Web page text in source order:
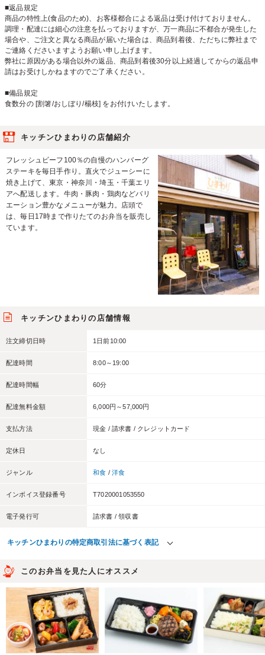
■返品規定
商品の特性上(食品のため)、お客様都合による返品は受け付けておりません。
調理・配達には細心の注意を払っておりますが、万一商品に不都合が発生した
場合や、ご注文と異なる商品が届いた場合は、商品到着後、ただちに弊社まで
ご連絡くださいますようお願い申し上げます。
弊社に原因がある場合以外の返品、商品到着後30分以上経過してからの返品申
請はお受けしかねますのでご了承ください。
■備品規定
食数分の [割箸/おしぼり/楊枝] をお付けいたします。
キッチンひまわりの店舗紹介
フレッシュビーフ100％の自慢のハンバーグ
ステーキを毎日手作り。直火でジューシーに
焼き上げて、東京・神奈川・埼玉・千葉エリ
アへ配送します。牛肉・豚肉・鶏肉などバリ
エーション豊かなメニューが魅力。店頭で
は、毎日17時まで作りたてのお弁当を販売し
ています。
キッチンひまわりの店舗情報
注文締切日時 1日前10:00
配達時間 8:00～19:00
配達時間幅 60分
配達無料金額 6,000円～57,000円
支払方法 現金 / 請求書 / クレジットカード
定休日 なし
ジャンル 和食 / 洋食
インボイス登録番号 T7020001053550
電子発行可 請求書 / 領収書
キッチンひまわりの特定商取引法に基づく表記
このお弁当を見た人にオススメ